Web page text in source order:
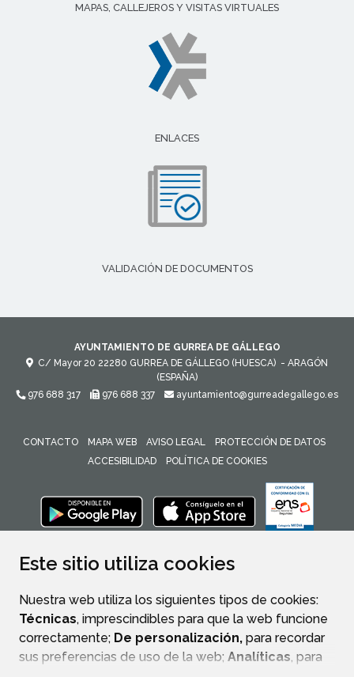
Este sitio utiliza cookies
Nuestra web utiliza los siguientes tipos de cookies:
Técnicas, imprescindibles para que la web funcione
correctamente; De personalización, para recordar
sus preferencias de uso de la web; Analíticas, para
MAPAS, CALLEJEROS Y VISITAS VIRTUALES
ENLACES
VALIDACIÓN DE DOCUMENTOS
AYUNTAMIENTO DE GURREA DE GÁLLEGO
C/ Mayor 20 22280 GURREA DE GÁLLEGO (HUESCA) - ARAGÓN
(ESPAÑA)
976 688 317
976 688 337 ayuntamiento@gurreadegallego.es
CONTACTO MAPA WEB AVISO LEGAL
PROTECCIÓN DE DATOS
ACCESIBILIDAD
POLÍTICA DE COOKIES